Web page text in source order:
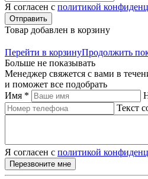
Я согласен с политикой
Отправить
Товар добавлен в корзину
Перейти в корзинуПродолжить
Больше не показывать
Менеджер свяжется с вами в
и поможет все подобрать
Имя *
Текст
Я согласен с политикой
Перезвоните мне